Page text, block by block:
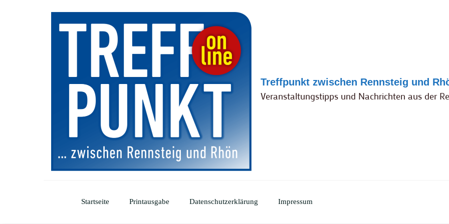
Treffpunkt zwischen Rennsteig und
Veranstaltungstipps und Nachrichten aus der
Startseite Printausgabe Datenschutzerklärung Impressum